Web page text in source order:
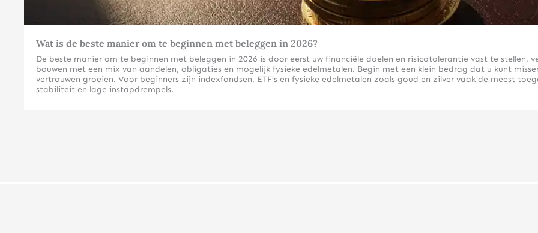
Wat is de beste manier om te beginnen met beleggen in 2026?
De beste manier om te beginnen met beleggen in 2026 is door eerst uw financiële doelen en risicotolerantie vast te stellen,
bouwen met een mix van aandelen, obligaties en mogelijk fysieke edelmetalen. Begin met een klein bedrag dat u kunt
vertrouwen groeien. Voor beginners zijn indexfondsen, ETF’s en fysieke edelmetalen zoals goud en zilver vaak de meest
stabiliteit en lage instapdrempels.